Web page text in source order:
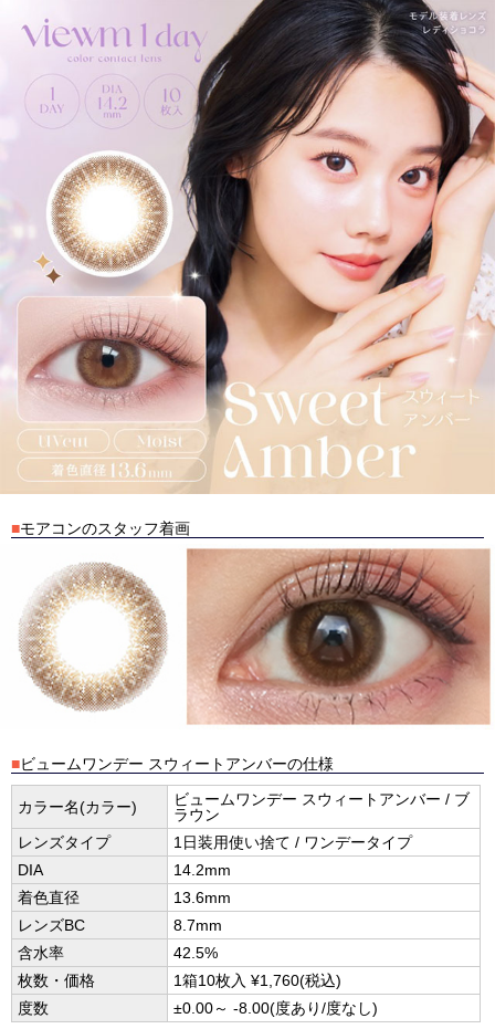
■モアコンのスタッフ着画
■ビュームワンデー スウィートアンバーの仕様
カラー名(カラー)
ビュームワンデー スウィートアンバー / ブ
ラウン
レンズタイプ
1日装用使い捨て / ワンデータイプ
DIA
14.2mm
着色直径
13.6mm
レンズBC
8.7mm
含水率
42.5%
枚数・価格
1箱10枚入 ¥1,760(税込)
度数
±0.00～ -8.00(度あり/度なし)